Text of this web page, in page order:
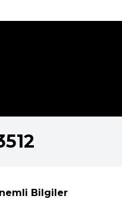
Bilgiler